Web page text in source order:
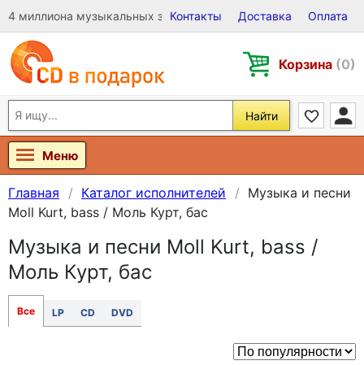
4 миллиона музыкальных записей на Виниле, CD и DVD
Контакты Доставка Оплата
Корзина (0)
Найти
Меню
Главная Каталог исполнителей
Музыка и песни
Moll Kurt, bass / Моль Курт, бас
Музыка и песни Moll Kurt, bass /
Моль Курт, бас
Все LP CD DVD